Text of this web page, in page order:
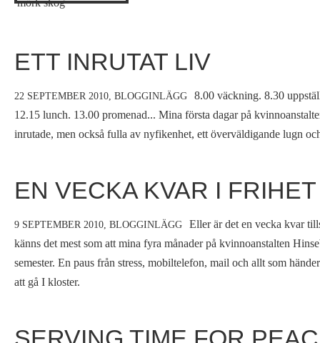
ETT INRUTAT LIV
22 SEPTEMBER 2010, BLOGGINLÄGG
8.00 väckning. 8.30
12.15 lunch. 13.00 promenad... Mina första dagar på
inrutade, men också fulla av nyfikenhet, ett överväldigande lugn
EN VECKA KVAR I FRIHET
9 SEPTEMBER 2010, BLOGGINLÄGG
Eller är det en vecka kvar
känns det mest som att mina fyra månader på kvinnoanstalten
semester. En paus från stress, mobiltelefon, mail och allt som
att gå I kloster.